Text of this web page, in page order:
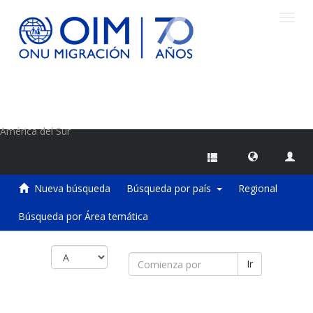
América del Sur
Nueva búsqueda Búsqueda por país Regional
Búsqueda por Área temática
Ir